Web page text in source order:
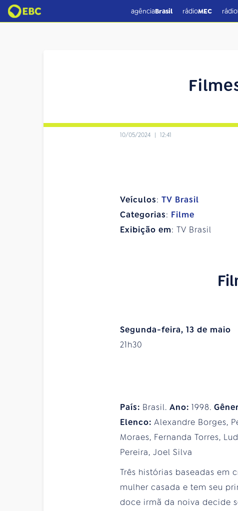
agênciaBrasil rádioMEC rádio
10/05/2024 | 12:41
Veículos: TV Brasil
Categorias: Filme
Exibição em: TV Brasil
Segunda-feira, 13 de maio
21h30
País: Brasil. Ano: 1998.
Elenco: Alexandre Borges,
Moraes, Fernanda Torres,
Pereira, Joel Silva
Três histórias baseadas em
mulher casada e tem seu
doce irmã da noiva decide